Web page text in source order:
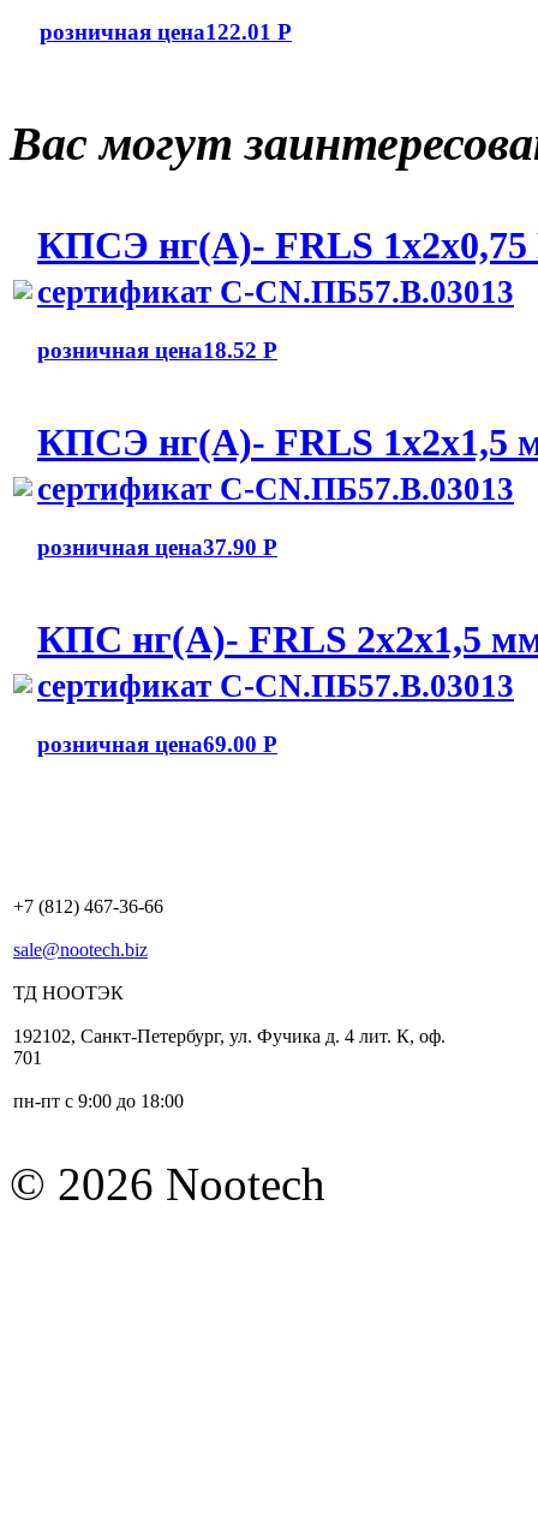
розничная цена122.01 Р
Вас могут
КПСЭ нг(А)- FRLS 1x2x0,75
сертификат C-CN.ПБ57.В.03013
розничная цена18.52 Р
КПСЭ нг(А)- FRLS 1x2x1,5
сертификат C-CN.ПБ57.В.03013
розничная цена37.90 Р
КПС нг(А)- FRLS 2x2x1,5
сертификат C-CN.ПБ57.В.03013
розничная цена69.00 Р
+7 (812) 467-36-66
sale@nootech.biz
ТД НООТЭК
192102, Санкт-Петербург, ул. Фучика д. 4 лит. К, оф.
701
пн-пт с 9:00 до 18:00
© 2026 Nootech